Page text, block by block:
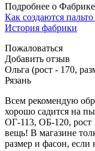
Подробнее о Фабрике
Как создаются пальто
История фабрики
Пожаловаться
Добавить отзыв
Ольга (рост - 170,
Рязань
Всем рекомендую
хорошо садится на
ОГ-113, ОБ-120, рост
вещь! В магазине
размер и фасон, если